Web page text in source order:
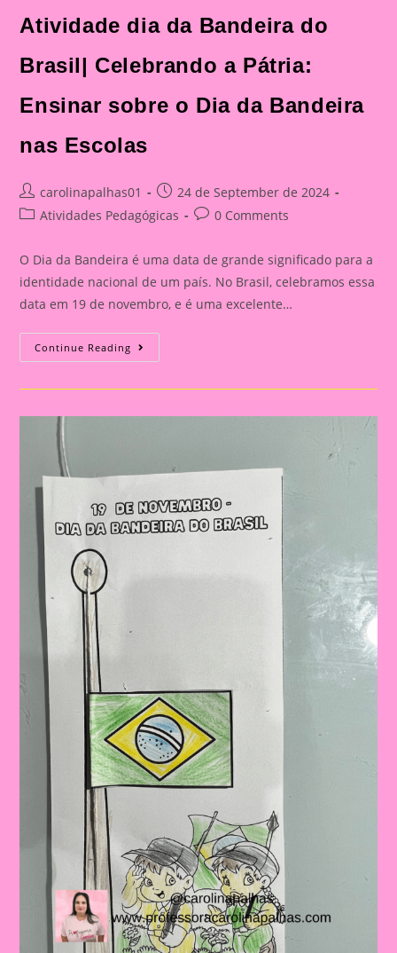
Atividade dia da Bandeira do
Brasil| Celebrando a Pátria:
Ensinar sobre o Dia da Bandeira
nas Escolas
Post
author:
carolinapalhas01
Post
published:
24 de September de 2024
PostAtividades Pedagógicas
Post0 Comments
O Dia da Bandeira é uma data de grande significado para a
identidade nacional de um país. No Brasil, celebramos essa
data em 19 de novembro, e é uma excelente…
Continue Reading Atividade
Dia
Bandeira
Sobre
Dia
Da
Bandeira
Nas